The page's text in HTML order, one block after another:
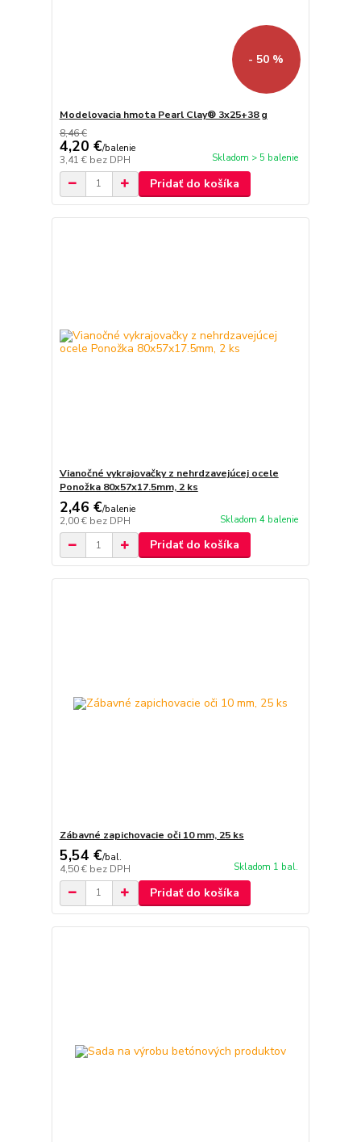
- 50 %
Modelovacia hmota Pearl Clay® 3x25+38 g
8,46 €
4,20 €/balenie
3,41 € bez DPH Skladom > 5 balenie
Pridať do košíka
Vianočné vykrajovačky z nehrdzavejúcej ocele
Ponožka 80x57x17.5mm, 2 ks
2,46 €/balenie
2,00 € bez DPH Skladom 4 balenie
Pridať do košíka
Zábavné zapichovacie oči 10 mm, 25 ks
5,54 €/bal.
4,50 € bez DPH Skladom 1 bal.
Pridať do košíka